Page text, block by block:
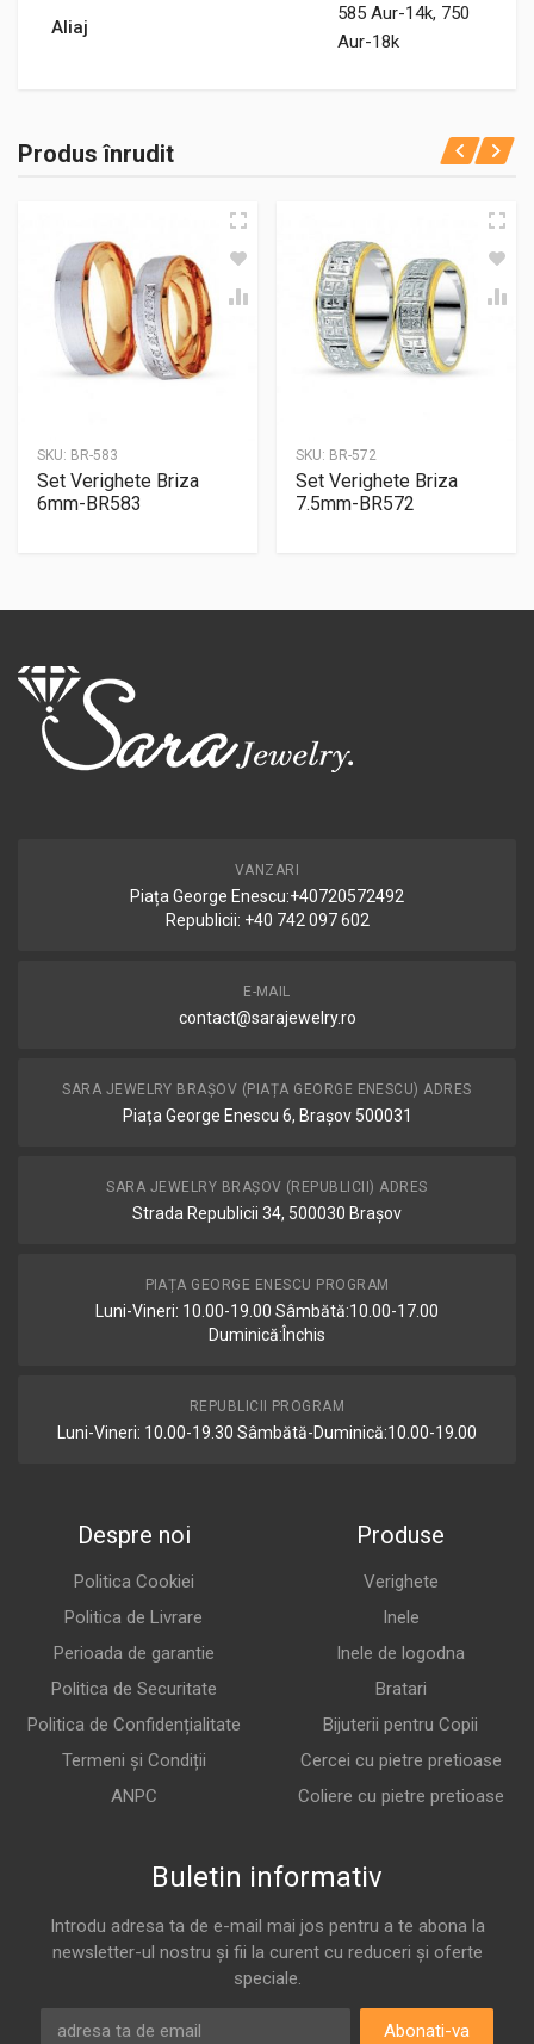
Aliaj
585 Aur-14k, 750
Aur-18k
Produs înrudit
SKU: BR-583
Set Verighete Briza
6mm-BR583
SKU: BR-572
Set Verighete Briza
7.5mm-BR572
VANZARI
Piața George Enescu:+40720572492
Republicii: +40 742 097 602
E-MAIL
contact@sarajewelry.ro
SARA JEWELRY BRAȘOV (PIAȚA GEORGE ENESCU) ADRES
Piața George Enescu 6, Brașov 500031
SARA JEWELRY BRAȘOV (REPUBLICII) ADRES
Strada Republicii 34, 500030 Brașov
PIAȚA GEORGE ENESCU PROGRAM
Luni-Vineri: 10.00-19.00 Sâmbătă:10.00-17.00
Duminică:Închis
REPUBLICII PROGRAM
Luni-Vineri: 10.00-19.30 Sâmbătă-Duminică:10.00-19.00
Despre noi
Politica Cookiei
Politica de Livrare
Perioada de garantie
Politica de Securitate
Politica de Confidențialitate
Termeni și Condiții
ANPC
Produse
Verighete
Inele
Inele de logodna
Bratari
Bijuterii pentru Copii
Cercei cu pietre pretioase
Coliere cu pietre pretioase
Buletin informativ
Introdu adresa ta de e-mail mai jos pentru a te abona la
newsletter-ul nostru și fii la curent cu reduceri și oferte
speciale.
Abonati-va